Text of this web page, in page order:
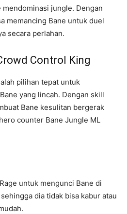
mendominasi jungle. Dengan
memancing Bane untuk duel
secara perlahan.
Control King
pilihan tepat untuk
yang lincah. Dengan skill
Bane kesulitan bergerak
counter Bane Jungle ML
untuk mengunci Bane di
dia tidak bisa kabur atau